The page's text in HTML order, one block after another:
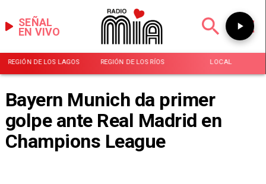
EN VIVO
SEÑAL
REGIÓN DE LOS LAGOS REGIÓN DE LOS RÍOS LOCAL
Bayern Munich da primer
golpe ante Real Madrid en
Champions League